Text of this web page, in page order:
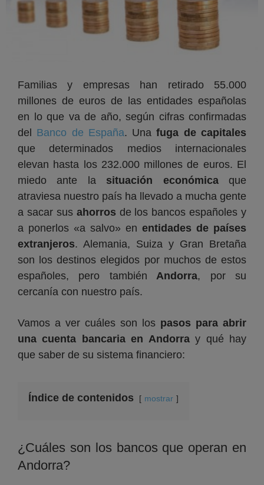
Familias y empresas han retirado 55.000
millones de euros de las entidades españolas
en lo que va de año, según cifras confirmadas
del Banco de España. Unafuga de capitales
que determinados medios internacionales
elevan hasta los 232.000 millones de euros. El
miedo ante la situación económicaque
atraviesa nuestro país ha llevado a mucha gente
a sacar sus ahorros de los bancos españoles y
a ponerlos «a salvo» en entidades de países
extranjeros. Alemania, Suiza y Gran Bretaña
son los destinos elegidos por muchos de estos
españoles, pero también Andorra, por su
cercanía con nuestro país.
Vamos a ver cuáles son los pasos para abrir
una cuenta bancaria en Andorray qué hay
que saber de su sistema financiero:
Índice de contenidos mostrar
¿Cuáles son los bancos que operan en
Andorra?